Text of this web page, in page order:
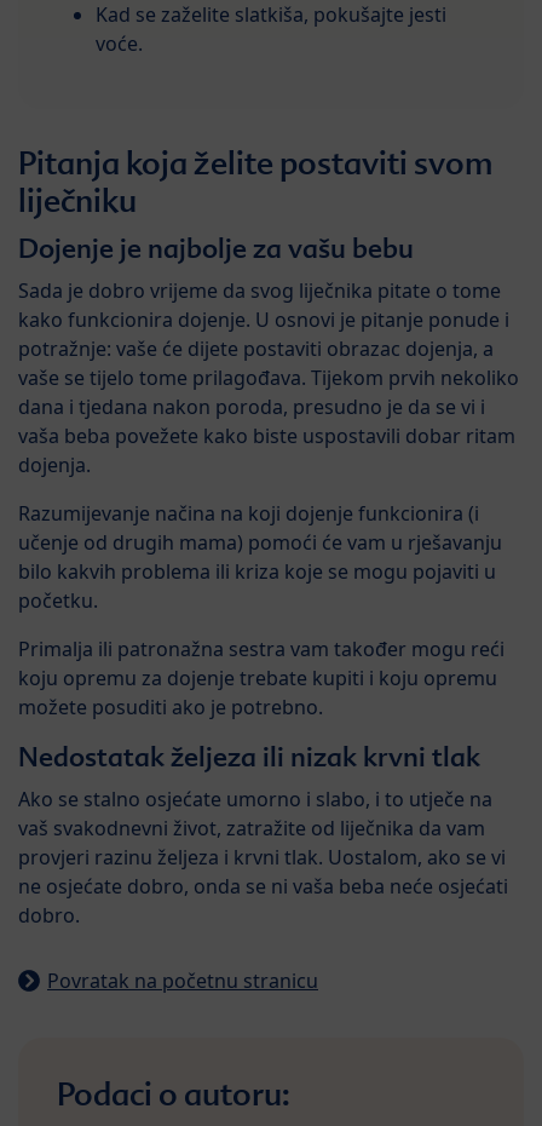
Kad se zaželite slatkiša, pokušajte jesti
voće.
Pitanja koja želite postaviti svom
liječniku
Dojenje je najbolje za vašu bebu
Sada je dobro vrijeme da svog liječnika pitate o tome
kako funkcionira dojenje. U osnovi je pitanje ponude i
potražnje: vaše će dijete postaviti obrazac dojenja, a
vaše se tijelo tome prilagođava. Tijekom prvih nekoliko
dana i tjedana nakon poroda, presudno je da se vi i
vaša beba povežete kako biste uspostavili dobar ritam
dojenja.
Razumijevanje načina na koji dojenje funkcionira (i
učenje od drugih mama) pomoći će vam u rješavanju
bilo kakvih problema ili kriza koje se mogu pojaviti u
početku.
Primalja ili patronažna sestra vam također mogu reći
koju opremu za dojenje trebate kupiti i koju opremu
možete posuditi ako je potrebno.
Nedostatak željeza ili nizak krvni tlak
Ako se stalno osjećate umorno i slabo, i to utječe na
vaš svakodnevni život, zatražite od liječnika da vam
provjeri razinu željeza i krvni tlak. Uostalom, ako se vi
ne osjećate dobro, onda se ni vaša beba neće osjećati
dobro.
Povratak na početnu stranicu
Podaci o autoru: